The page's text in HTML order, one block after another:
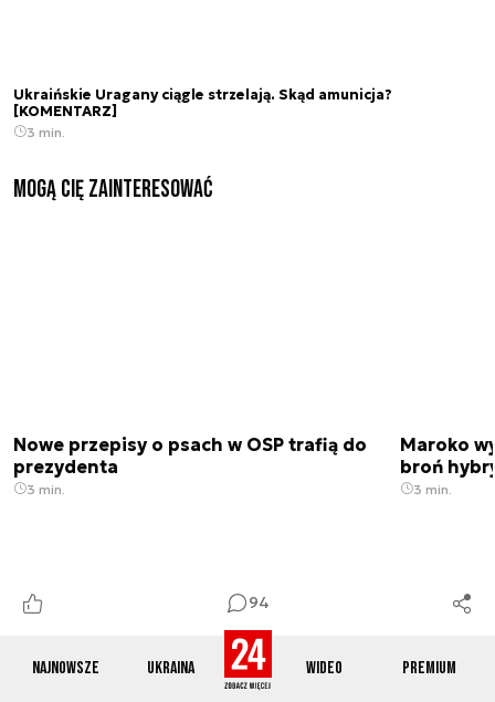
Najnowsze Ukraina Wideo Premium
94
Ukraińskie Uragany ciągle strzelają. Skąd amunicja?
[KOMENTARZ]
3 min.
Mogą Cię zainteresować
Nowe przepisy o psach w OSP trafią do
prezydenta
3 min.
Maroko
broń
3 min.